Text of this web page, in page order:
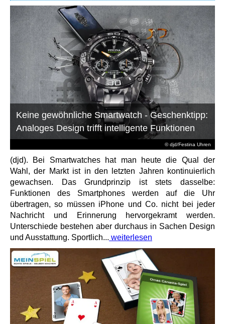
© djd/Festina Uhren
Keine gewöhnliche Smartwatch - Geschenktipp:
Analoges Design trifft intelligente Funktionen
(djd). Bei Smartwatches hat man heute die Qual der
Wahl, der Markt ist in den letzten Jahren kontinuierlich
gewachsen. Das Grundprinzip ist stets dasselbe:
Funktionen des Smartphones werden auf die Uhr
übertragen, so müssen iPhone und Co. nicht bei jeder
Nachricht und Erinnerung hervorgekramt werden.
Unterschiede bestehen aber durchaus in Sachen Design
und Ausstattung. Sportlich... weiterlesen